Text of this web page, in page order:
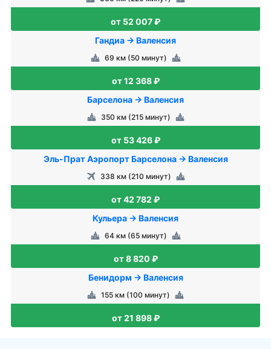
от 52 007 ₽
Гандиа → Валенсия
69 км (50 минут)
от 12 368 ₽
Барселона → Валенсия
350 км (215 минут)
от 53 426 ₽
Эль-Прат Аэропорт Барселона → Валенсия
338 км (210 минут)
от 42 782 ₽
Кульера → Валенсия
64 км (65 минут)
от 8 820 ₽
Бенидорм → Валенсия
155 км (100 минут)
от 21 898 ₽